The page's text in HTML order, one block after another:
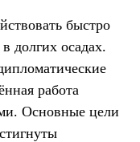
быстро
долгих осадах.
работа
Основные цели